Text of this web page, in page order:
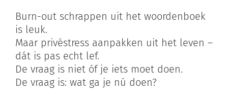
Burn-out schrappen uit het woordenboek
is leuk.
Maar privéstress aanpakken uit het leven –
dát is pas echt lef.
De vraag is niet óf je iets moet doen.
De vraag is: wat ga je nú doen?